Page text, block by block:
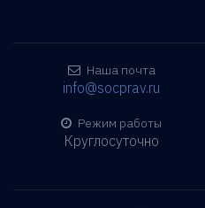
Наша почта
info@socprav.ru
Режим работы
Круглосуточно